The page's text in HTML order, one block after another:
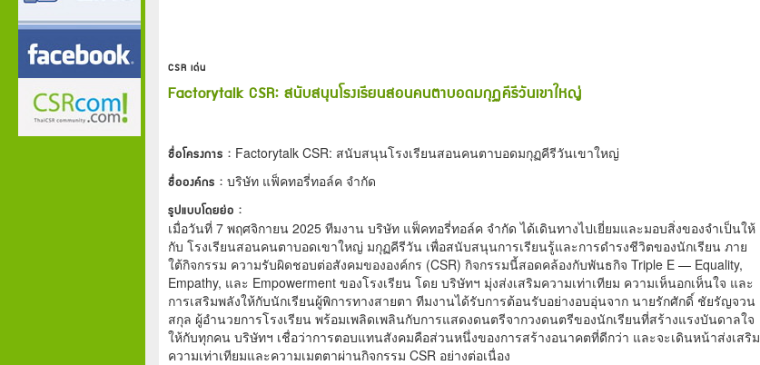
CSR เด่น
Factorytalk CSR: สนับสนุนโรงเรียนสอนคนตาบอดมกุฏคีรีวันเขาใหญ่
ชื่อโครงการ : Factorytalk CSR: สนับสนุนโรงเรียนสอนคนตาบอดมกุฏคีรีวันเขาใหญ่
ชื่อองค์กร : บริษัท แฟ็คทอรี่ทอล์ค จำกัด
รูปแบบโดยย่อ :
เมื่อวันที่ 7 พฤศจิกายน 2025 ทีมงาน บริษัท แฟ็คทอรี่ทอล์ค จำกัด ได้เดินทางไปเยี่ยมและมอบสิ่งของจำเป็นให้
กับ โรงเรียนสอนคนตาบอดเขาใหญ่ มกุฏคีรีวัน เพื่อสนับสนุนการเรียนรู้และการดำรงชีวิตของนักเรียน ภาย
ใต้กิจกรรม ความรับผิดชอบต่อสังคมขององค์กร (CSR) กิจกรรมนี้สอดคล้องกับพันธกิจ Triple E — Equality,
Empathy, และ Empowerment ของโรงเรียน โดย บริษัทฯ มุ่งส่งเสริมความเท่าเทียม ความเห็นอกเห็นใจ และ
การเสริมพลังให้กับนักเรียนผู้พิการทางสายตา ทีมงานได้รับการต้อนรับอย่างอบอุ่นจาก นายรักศักดิ์ ชัยรัญจวน
สกุล ผู้อำนวยการโรงเรียน พร้อมเพลิดเพลินกับการแสดงดนตรีจากวงดนตรีของนักเรียนที่สร้างแรงบันดาลใจ
ให้กับทุกคน บริษัทฯ เชื่อว่าการตอบแทนสังคมคือส่วนหนึ่งของการสร้างอนาคตที่ดีกว่า และจะเดินหน้าส่งเสริม
ความเท่าเทียมและความเมตตาผ่านกิจกรรม CSR อย่างต่อเนื่อง